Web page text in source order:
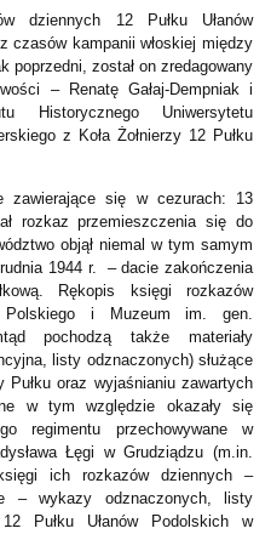
dziennych 12 Pułku Ułanów
czasów kampanii włoskiej między
poprzedni, został on zredagowany
– Renatę Gałaj-Dempniak i
Historycznego Uniwersytetu
z Koła Żołnierzy 12 Pułku
zawierające się w cezurach: 13
rozkaz przemieszczenia się do
objął niemal w tym samym
1944 r. – dacie zakończenia
Rękopis księgi rozkazów
i Muzeum im. gen.
pochodzą także materiały
listy odznaczonych) służące
Pułku oraz wyjaśnianiu zawartych
w tym względzie okazały się
regimentu przechowywane w
Łęgi w Grudziądzu (m.in.
ich rozkazów dziennych –
– wykazy odznaczonych, listy
Pułku Ułanów Podolskich w